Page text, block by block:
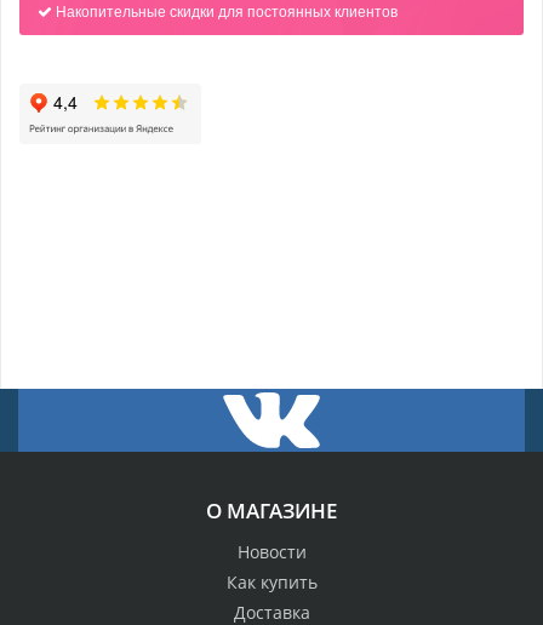
Накопительные скидки для постоянных клиентов
О МАГАЗИНЕ
Новости
Как купить
Доставка